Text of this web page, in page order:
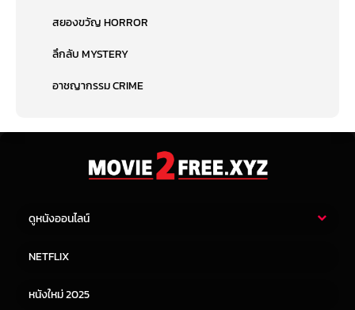
สยองขวัญ HORROR
ลึกลับ MYSTERY
อาชญากรรม CRIME
ดูหนังออนไลน์
หนังจีน
NETFLIX
หนังใหม่ 2025